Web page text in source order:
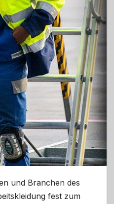
und Branchen des
fest zum